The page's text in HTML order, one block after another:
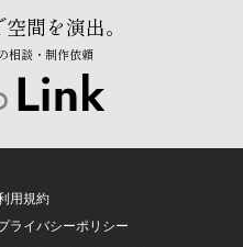
間を演出。
相談・制作依頼
用規約
ライバシーポリシー